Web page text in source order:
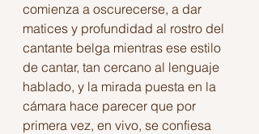
comienza a oscurecerse, a dar
matices y profundidad al rostro del
cantante belga mientras ese estilo
de cantar, tan cercano al lenguaje
hablado, y la mirada puesta en la
cámara hace parecer que por
primera vez, en vivo, se confiesa